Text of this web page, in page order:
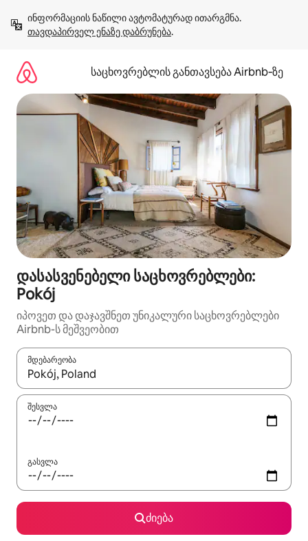
გადასვლა
თავდაპირველ ენაზე დაბრუნება.
საცხოვრებლის განთავსება Airbnb‑ზე
დასასვენებელი საცხოვრებლები:
Pokój
იპოვეთ და დაჯავშნეთ უნიკალური საცხოვრებლები
Airbnb-ს მეშვეობით
მდებარეობა
როცა შედეგები ხელმისაწვდომი გახდება, ნავიგაციისთვის
შესვლა
გასვლა
ძიება